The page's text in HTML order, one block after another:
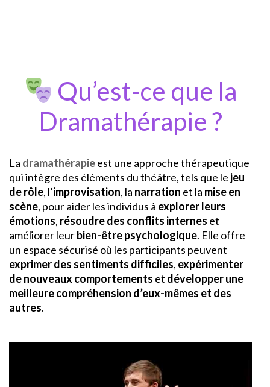
Qu’est-ce que la
Dramathérapie ?
La dramathérapieest une approche thérapeutique
qui intègre des éléments du théâtre, tels que le jeu
de rôle, l’improvisation, la narration et la mise en
scène, pour aider les individus à explorer leurs
émotions, résoudre des conflits internes et
améliorer leurbien-être psychologique. Elle offre
un espace sécurisé où les participants peuvent
exprimer des sentiments difficiles, expérimenter
de nouveaux comportements et développer une
meilleure compréhension d’eux-mêmes et des
autres.